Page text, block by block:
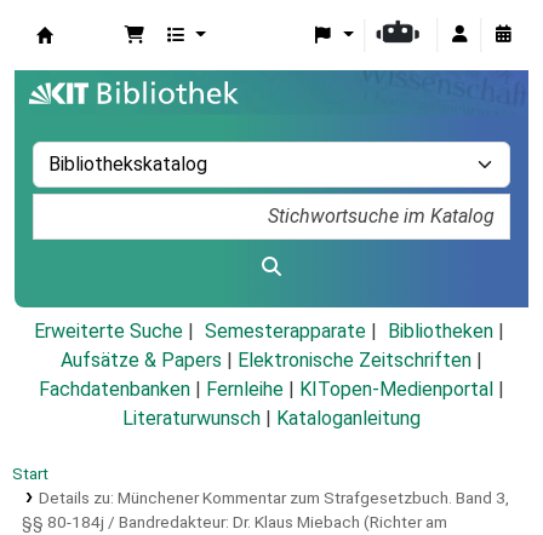
Erweiterte Suche Semesterapparate
Bibliotheken
Aufsätze & Papers
Elektronische Zeitschriften
Fachdatenbanken
Fernleihe KITopen-Medienportal
Literaturwunsch
Kataloganleitung
Start
Details zu: Münchener Kommentar zum Strafgesetzbuch. Band 3,
§§ 80-184j / Bandredakteur: Dr. Klaus Miebach (Richter am